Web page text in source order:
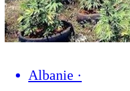
Albanie ·